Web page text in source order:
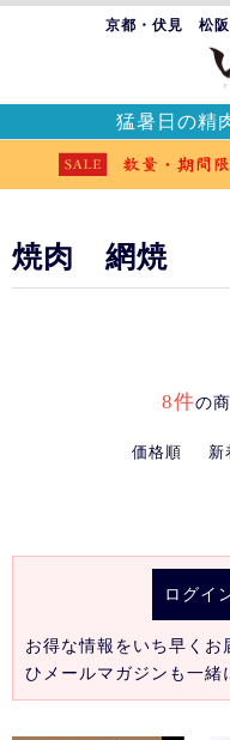
京都・伏見 松
猛暑日の精
焼肉 網焼
8件の
価格順 新
ログイ
お得な情報をいち早く
ひメールマガジンも一緒